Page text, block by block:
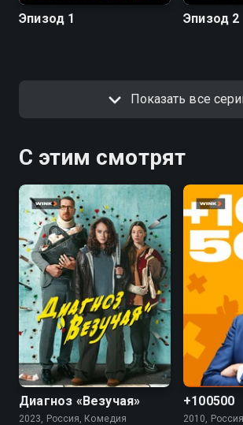
Эпизод 1 Эпизод 2
Показать все
С этим смотрят
7.4
Диагноз «Везучая»
2023, Россия, Комедия
5.5
+100500
2010,